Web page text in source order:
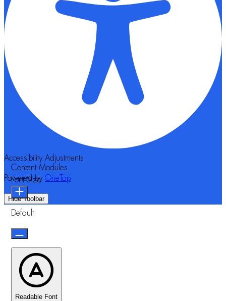
Accessibility Adjustments
Powered by OneTap
Hide Toolbar
Content Modules
Font Size
Default
Readable Font